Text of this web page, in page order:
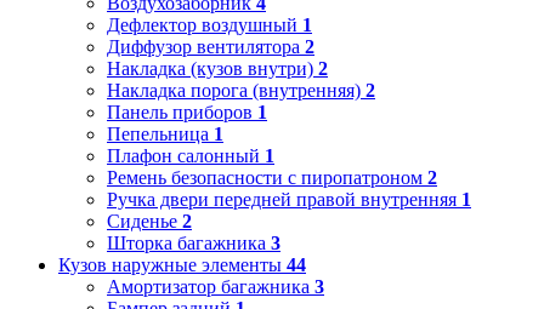
Дефлектор воздушный 1
Диффузор вентилятора 2
Накладка (кузов внутри) 2
Накладка порога (внутренняя) 2
Панель приборов 1
Пепельница 1
Плафон салонный 1
Ремень безопасности с пиропатроном 2
Ручка двери передней правой внутренняя 1
Сиденье 2
Шторка багажника 3
Кузов наружные элементы 44
Амортизатор багажника 3